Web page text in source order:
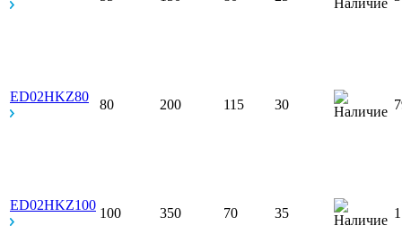
ED02HKZ80
80 200 115 30
ED02HKZ100
100 350 70 35